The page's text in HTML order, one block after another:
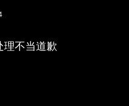
理不当道歉